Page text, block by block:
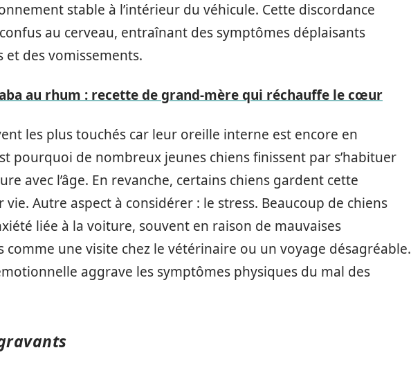
stable à l’intérieur du véhicule. Cette discordance
au cerveau, entraînant des symptômes déplaisants
et des vomissements.
au rhum : recette de grand-mère qui réchauffe le cœur
les plus touchés car leur oreille interne est encore en
pourquoi de nombreux jeunes chiens finissent par s’habituer
avec l’âge. En revanche, certains chiens gardent cette
Autre aspect à considérer : le stress. Beaucoup de chiens
liée à la voiture, souvent en raison de mauvaises
comme une visite chez le vétérinaire ou un voyage désagréable.
aggrave les symptômes physiques du mal des